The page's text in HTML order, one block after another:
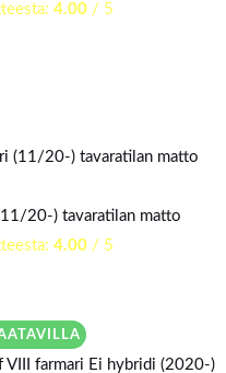
4.00/ 5
20-) tavaratilan matto
4.00/ 5